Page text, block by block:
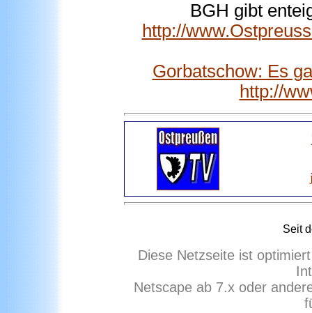
BGH gibt
http://
Gorbatschow: Es
http://
Seit
Diese Netzseite ist
Netscape ab 7.x oder